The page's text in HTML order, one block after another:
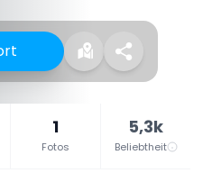
1
Fotos
5,3k
Beliebtheit